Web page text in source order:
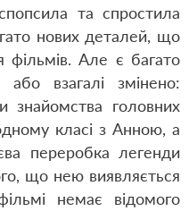
та спростила
нових деталей, що
фільмів. Але є багато
взагалі змінено:
знайомства головних
класі з Анною, а
переробка легенди
що нею виявляється
немає відомого